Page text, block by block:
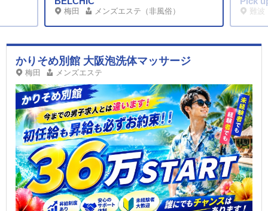
梅田 メンズエステ（非風俗） 難波
かりそめ別館 大阪泡洗体マッサージ
梅田 メンズエステ